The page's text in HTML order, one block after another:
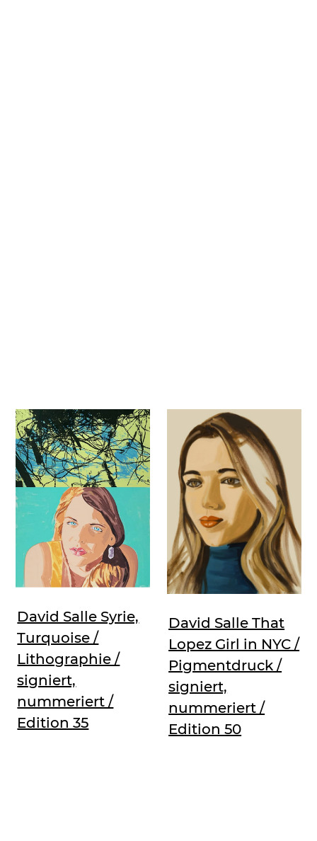
David Salle Syrie,
Turquoise /
Lithographie /
signiert,
nummeriert /
Edition 35
David Salle That
Lopez Girl in NYC /
Pigmentdruck /
signiert,
nummeriert /
Edition 50